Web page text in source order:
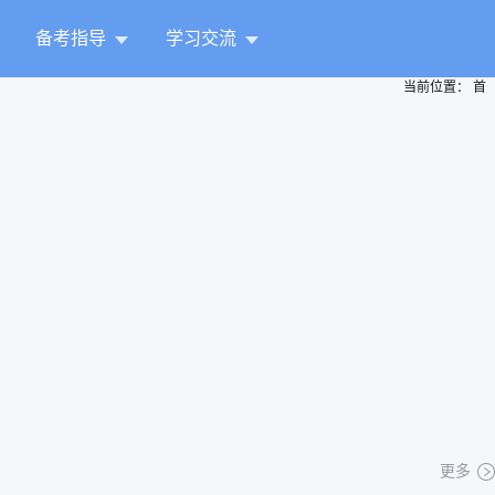
备考指导 学习交流
当前位置： 首
更多